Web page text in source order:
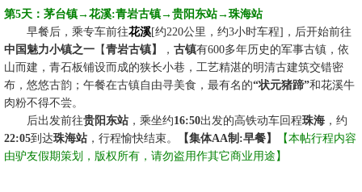
第5天：茅台镇→ 花溪:青岩古镇→ 贵阳东站→ 珠海站
早餐后，乘专车前往花溪[约220公里，约3小时车程]， 后开始前往
中国魅力小镇之一 【青岩古镇】 ， 古镇有600多年历史的军事古镇，依
山而建，青石板铺设而成的狭长小巷，工艺精湛的明清古建筑交错密
布，悠悠古韵；午餐在古镇自由寻美食，最有名的“状元猪蹄”和花溪牛
肉粉不得不尝。
后出发前往贵阳东站 ，乘坐约16:50出发的高铁动车回程珠海 ，约
22:05到达珠海站 ，行程愉快结束。 【集体AA制:早餐】
【本帖行程内容
由驴友假期策划，版权所有，请勿盗用作其它商业用途 】